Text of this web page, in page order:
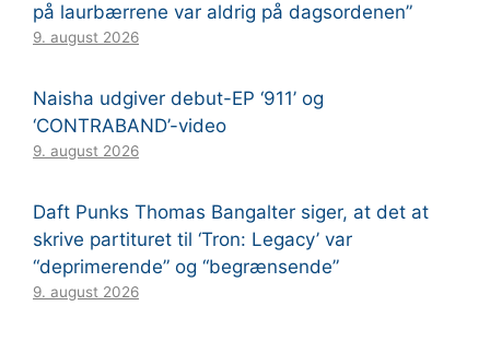
på laurbærrene var aldrig på dagsordenen”
9. august 2026
Naisha udgiver debut-EP ‘911’ og
‘CONTRABAND’-video
9. august 2026
Daft Punks Thomas Bangalter siger, at det at
skrive partituret til ‘Tron: Legacy’ var
“deprimerende” og “begrænsende”
9. august 2026